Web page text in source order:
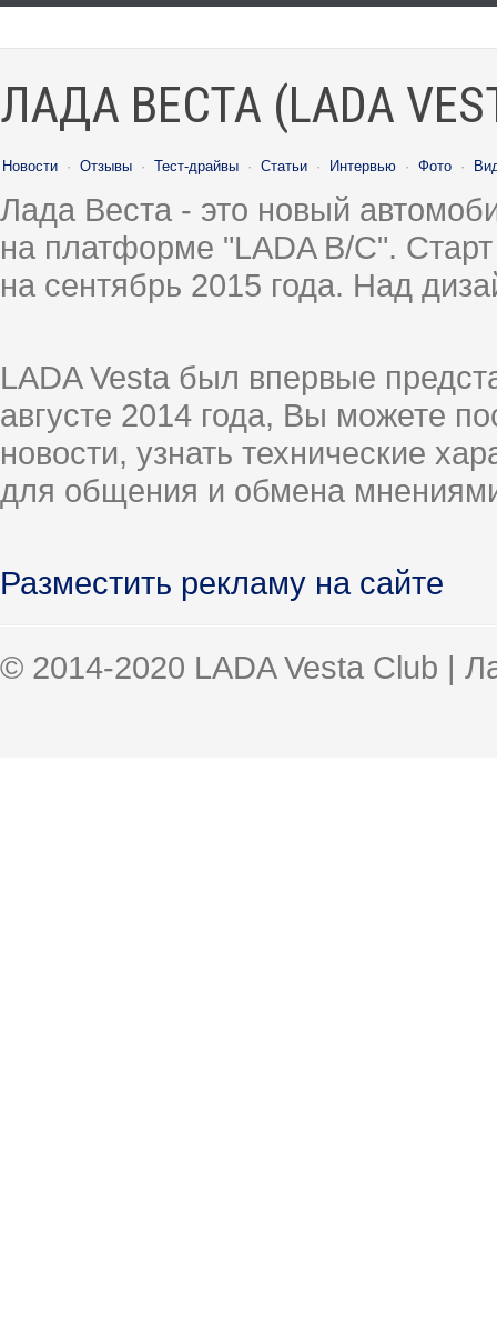
ЛАДА ВЕСТА (LADA
Новости · Отзывы · Тест-драйвы · Статьи · Интервью · Фото ·
Лада Веста - это новый
на платформе "LADA B/C".
на сентябрь 2015 года. Над
LADA Vesta был впервые
августе 2014 года, Вы можете
новости, узнать технические
для общения и обмена
Разместить рекламу на сайте
© 2014-2020 LADA Vesta Club |